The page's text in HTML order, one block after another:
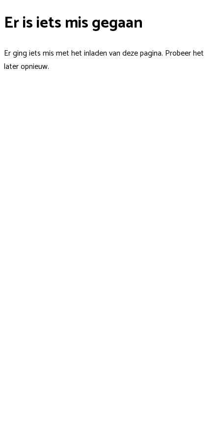
Er is iets mis gegaan
Er ging iets mis met het inladen van deze pagina. Probeer het
later opnieuw.